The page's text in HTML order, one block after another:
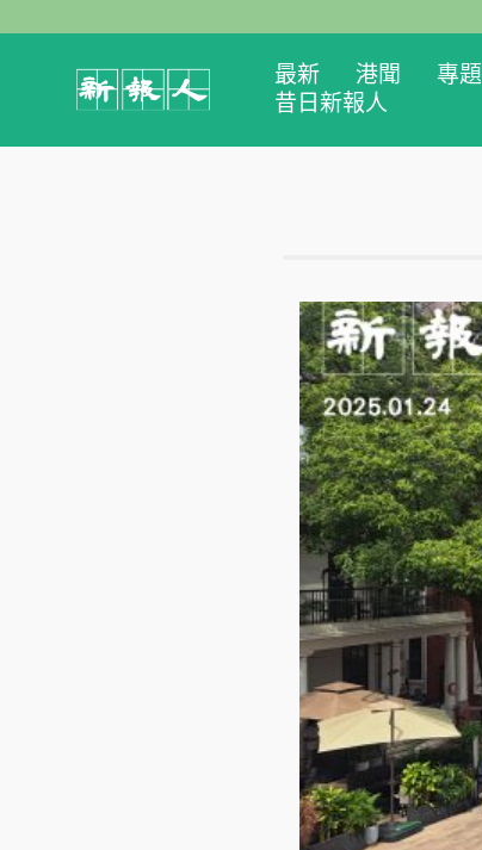
最新 港聞 專題
昔日新報人